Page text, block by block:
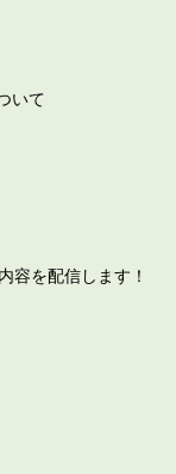
いて
容を配信します！